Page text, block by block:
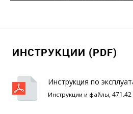
ИНСТРУКЦИИ (PDF)
Инструкция по
700G
Инструкции и файлы, 471.42